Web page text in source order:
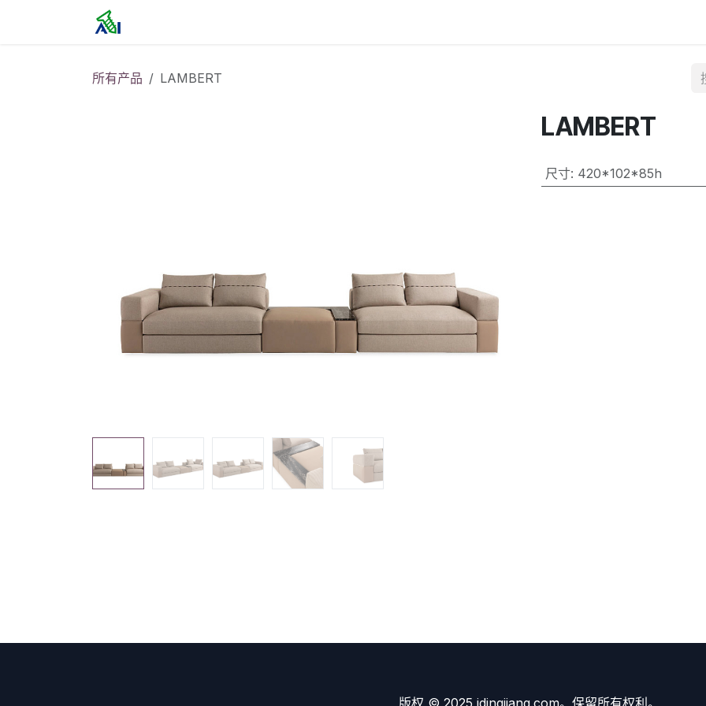
所有产品 LAMBERT
LAMBERT
尺寸: 420*102*85h
版权 © 2025 idingjiang.com。保留所有权利。